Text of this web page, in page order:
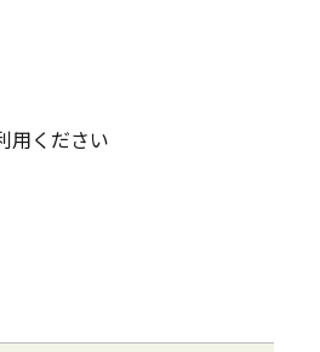
用ください